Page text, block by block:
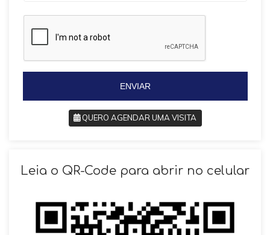
i
5
5
ENVIAR
QUERO AGENDAR UMA VISITA
Leia o QR-Code para abrir no celular